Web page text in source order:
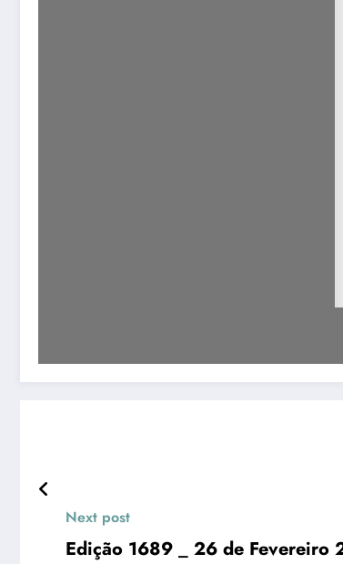
Next post
Edição 1689 _ 26 de Fevereiro